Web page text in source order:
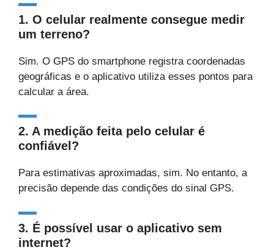
1. O celular realmente consegue medir
um terreno?
Sim. O GPS do smartphone registra coordenadas
geográficas e o aplicativo utiliza esses pontos para
calcular a área.
2. A medição feita pelo celular é
confiável?
Para estimativas aproximadas, sim. No entanto, a
precisão depende das condições do sinal GPS.
3. É possível usar o aplicativo sem
internet?